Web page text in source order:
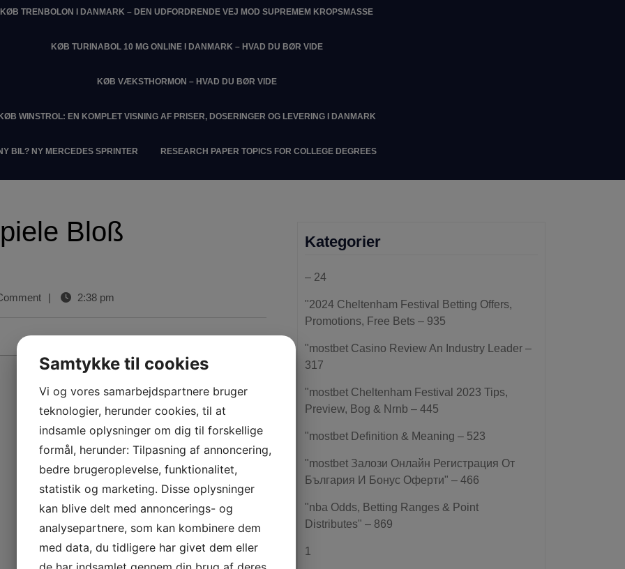
KØB TRENBOLON I DANMARK – DEN UDFORDRENDE VEJ MOD SUPREMEM KROPSMASSE
KØB TURINABOL 10 MG ONLINE I DANMARK – HVAD DU BØR VIDE
KØB VÆKSTHORMON – HVAD DU BØR VIDE
WINSTROL: EN KOMPLET VISNING AF PRISER, DOSERINGER OG LEVERING I DANMARK
BIL? NY MERCEDES SPRINTER RESEARCH PAPER TOPICS FOR COLLEGE DEGREES
Bloß
| 2:38 pm
Kategorier
– 24
"2024 Cheltenham Festival Betting Offers,
Promotions, Free Bets – 935
"mostbet Casino Review An Industry Leader –
317
"mostbet Cheltenham Festival 2023 Tips,
Preview, Bog & Nrnb – 445
"mostbet Definition & Meaning – 523
"mostbet Залози Онлайн Регистрация От
България И Бонус Оферти" – 466
"nba Odds, Betting Ranges & Point
Distributes" – 869
1
Samtykke til cookies
Vi og vores samarbejdspartnere bruger
teknologier, herunder cookies, til at
indsamle oplysninger om dig til forskellige
formål, herunder: Tilpasning af annoncering,
bedre brugeroplevelse, funktionalitet,
statistik og marketing. Disse oplysninger
kan blive delt med annoncerings- og
analysepartnere, som kan kombinere dem
med data, du tidligere har givet dem eller